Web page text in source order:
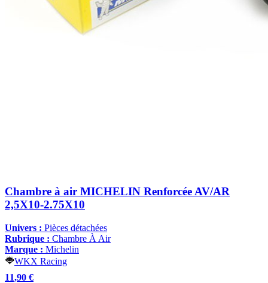
Chambre à air MICHELIN Renforcée AV/AR
2,5X10-2.75X10
Univers : Pièces détachées
Rubrique : Chambre À Air
Marque : Michelin
WKX Racing
11,90 €